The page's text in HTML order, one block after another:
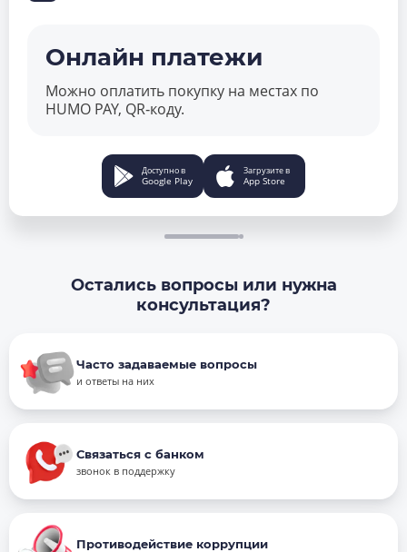
Онлайн платежи
Можно оплатить покупку на местах по
HUMO PAY, QR‑коду.
Доступно в
Google Play
Загрузите в
App Store
Остались вопросы или нужна
консультация?
Часто задаваемые вопросы
и ответы на них
Связаться с банком
звонок в поддержку
Противодействие коррупции